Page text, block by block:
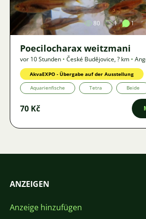
80 1 1
Poecilocharax weitzmani
vor 10 Stunden • České Budějovice,? km •
AkvaEXPO - Übergabe auf der Ausstellung
Aquarienfische Tetra Beide
70 Kč
ANZEIGEN
Anzeige hinzufügen